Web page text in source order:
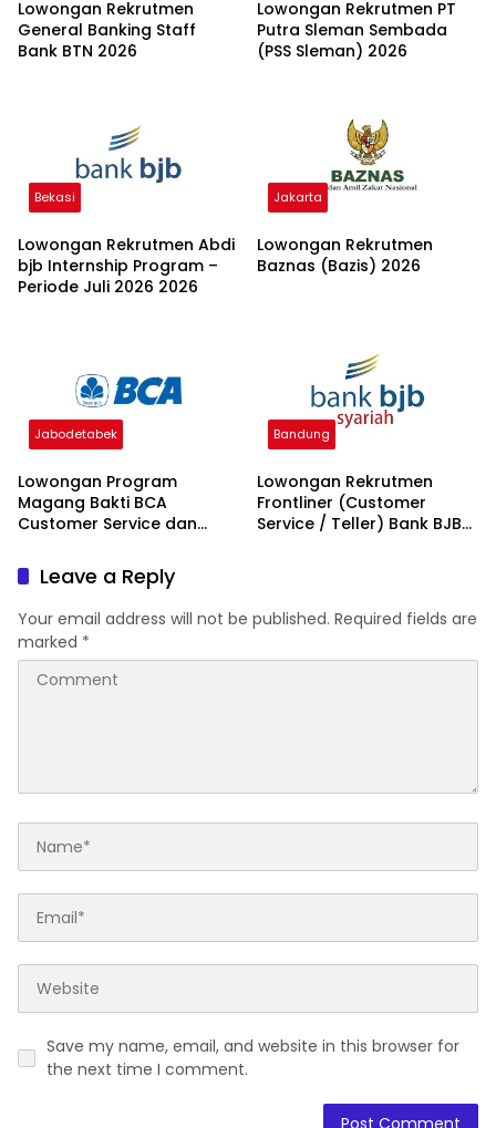
Lowongan Rekrutmen
General Banking Staff
Bank BTN 2026
Lowongan Rekrutmen PT
Putra Sleman Sembada
(PSS Sleman) 2026
Bekasi
Lowongan Rekrutmen Abdi
bjb Internship Program –
Periode Juli 2026 2026
Jakarta
Lowongan Rekrutmen
Baznas (Bazis) 2026
Jabodetabek
Lowongan Program
Magang Bakti BCA
Customer Service dan
Bandung
Lowongan Rekrutmen
Frontliner (Customer
Service / Teller) Bank BJB
Leave a Reply
Your email address will not be published. Required fields are
marked *
Save my name, email, and website in this browser for
the next time I comment.